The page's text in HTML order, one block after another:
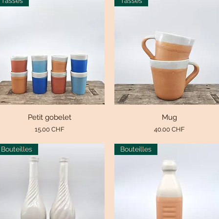
Aperçu rapide
Petit gobelet
Prix
15.00 CHF
Aperçu rapide
Mug
Prix
40.00 CHF
Bouteilles Bouteilles